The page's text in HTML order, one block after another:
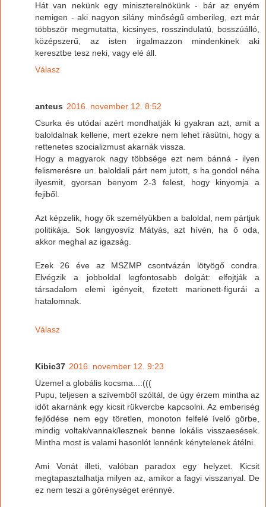
Hát van nekünk egy miniszterelnökünk - bár az enyém
nemigen - aki nagyon silány minőségű emberileg, ezt már
többször megmutatta, kicsinyes, rosszindulatú, bosszúálló,
középszerű, az isten irgalmazzon mindenkinek aki
keresztbe tesz neki, vagy elé áll.
Válasz
anteus 2016. november 12. 8:52
Csurka és utódai azért mondhatják ki gyakran azt, amit a
baloldalnak kellene, mert ezekre nem lehet rásütni, hogy a
rettenetes szocializmust akarnák vissza.
Hogy a magyarok nagy többsége ezt nem bánná - ilyen
felismerésre un. baloldali párt nem jutott, s ha gondol néha
ilyesmit, gyorsan benyom 2-3 felest, hogy kinyomja a
fejiből.
Azt képzelik, hogy ők személyükben a baloldal, nem pártjuk
politikája. Sok langyosvíz Mátyás, azt hívén, ha ő oda,
akkor meghal az igazság.
Ezek 26 éve az MSZMP csontvázán lötyögő condra.
Elvégzik a jobboldal legfontosabb dolgát: elfojtják a
társadalom elemi igényeit, fizetett marionett-figurái a
hatalomnak.
Válasz
Kibic37 2016. november 12. 9:23
Üzemel a globális kocsma...:(((
Pupu, teljesen a szívemből szóltál, de úgy érzem mintha az
időt akarnánk egy kicsit rükvercbe kapcsolni. Az emberiség
fejlődése nem egy töretlen, monoton felfelé ívelő görbe,
mindig voltak/vannak/lesznek benne lokális visszaesések.
Mintha most is valami hasonlót lennénk kénytelenek átélni.
Ami Vonát illeti, valóban paradox egy helyzet. Kicsit
megtapasztalhatja milyen az, amikor a fagyi visszanyal. De
ez nem teszi a görénységet erénnyé.